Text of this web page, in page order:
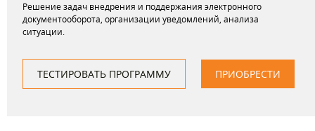
Решение задач внедрения и поддержания электронного
документооборота, организации уведомлений, анализа
ситуации.
ТЕСТИРОВАТЬ ПРОГРАММУ ПРИОБРЕСТИ